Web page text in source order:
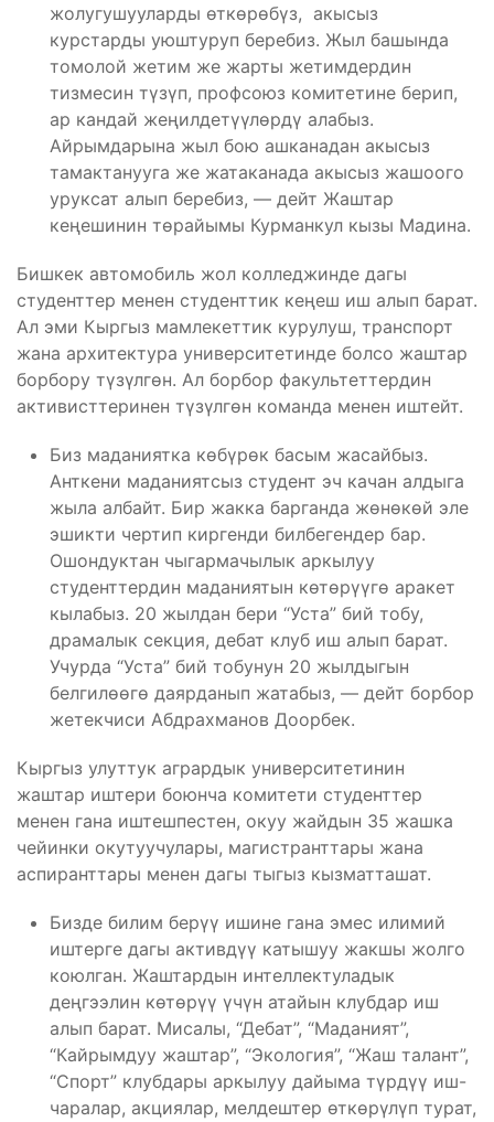
жолугушууларды өткөрөбүз, акысыз
курстарды уюштуруп беребиз. Жыл башында
томолой жетим же жарты жетимдердин
тизмесин түзүп, профсоюз комитетине берип,
ар кандай жеңилдетүүлөрдү алабыз.
Айрымдарына жыл бою ашканадан акысыз
тамактанууга же жатаканада акысыз жашоого
уруксат алып беребиз, — дейт Жаштар
кеңешинин төрайымы Курманкул кызы Мадина.
Бишкек автомобиль жол колледжинде дагы
студенттер менен студенттик кеңеш иш алып барат.
Ал эми Кыргыз мамлекеттик курулуш, транспорт
жана архитектура университетинде болсо жаштар
борбору түзүлгөн. Ал борбор факультеттердин
активисттеринен түзүлгөн команда менен иштейт.
Биз маданиятка көбүрөк басым жасайбыз.
Анткени маданиятсыз студент эч качан алдыга
жыла албайт. Бир жакка барганда жөнөкөй эле
эшикти чертип киргенди билбегендер бар.
Ошондуктан чыгармачылык аркылуу
студенттердин маданиятын көтөрүүгө аракет
кылабыз. 20 жылдан бери “Уста” бий тобу,
драмалык секция, дебат клуб иш алып барат.
Учурда “Уста” бий тобунун 20 жылдыгын
белгилөөгө даярданып жатабыз, — дейт борбор
жетекчиси Абдрахманов Доорбек.
Кыргыз улуттук агрардык университетинин
жаштар иштери боюнча комитети студенттер
менен гана иштешпестен, окуу жайдын 35 жашка
чейинки окутуучулары, магистранттары жана
аспиранттары менен дагы тыгыз кызматташат.
Бизде билим берүү ишине гана эмес илимий
иштерге дагы активдүү катышуу жакшы жолго
коюлган. Жаштардын интеллектуладык
деңгээлин көтөрүү үчүн атайын клубдар иш
алып барат. Мисалы, “Дебат”, “Маданият”,
“Кайрымдуу жаштар”, “Экология”, “Жаш талант”,
“Спорт” клубдары аркылуу дайыма түрдүү иш-
чаралар, акциялар, мелдештер өткөрүлүп турат,